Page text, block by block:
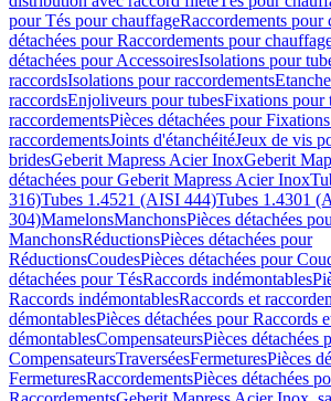
pour Tés pour chauffageRaccordements pour
détachées pour Raccordements pour
détachées pour AccessoiresIsolations pour
raccordsIsolations pour raccordements
raccordsEnjoliveurs pour tubesFixations pour
raccordementsPièces détachées pour
raccordementsJoints d'étanchéitéJeux de vis
bridesGeberit Mapress Acier InoxGeberit
détachées pour Geberit Mapress Acier Inox
316)Tubes 1.4521 (AISI 444)Tubes 1.4301
304)MamelonsManchonsPièces détachées
ManchonsRéductionsPièces détachées pour
RéductionsCoudesPièces détachées pour
détachées pour TésRaccords indémontables
Raccords indémontablesRaccords et
démontablesPièces détachées pour Raccords
démontablesCompensateursPièces détachées
CompensateursTraverséesFermeturesPièces
FermeturesRaccordementsPièces détachées